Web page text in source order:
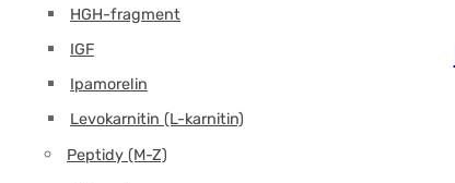
HGH-fragment
IGF
Ipamorelin
Levokarnitin (L-karnitin)
Peptidy (M-Z)